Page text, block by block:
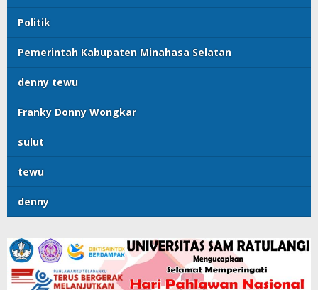
Politik
Pemerintah Kabupaten Minahasa Selatan
denny tewu
Franky Donny Wongkar
sulut
tewu
denny